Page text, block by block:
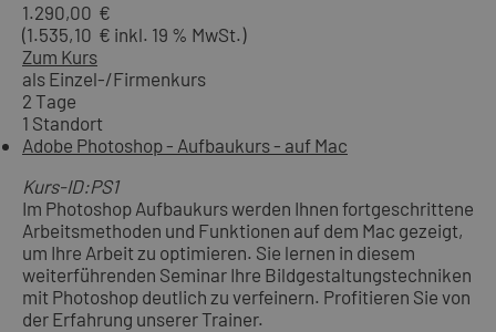
1.290,00 €
(1.535,10 € inkl. 19 % MwSt.)
Zum Kurs
als Einzel-/Firmenkurs
2 Tage
1 Standort
Adobe Photoshop - Aufbaukurs - auf Mac
Kurs-ID:PS1
Im Photoshop Aufbaukurs werden Ihnen fortgeschrittene
Arbeitsmethoden und Funktionen auf dem Mac gezeigt,
um Ihre Arbeit zu optimieren. Sie lernen in diesem
weiterführenden Seminar Ihre Bildgestaltungstechniken
mit Photoshop deutlich zu verfeinern. Profitieren Sie von
der Erfahrung unserer Trainer.